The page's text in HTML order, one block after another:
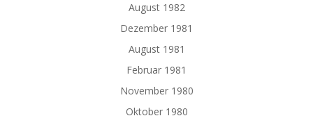
August 1982
Dezember 1981
August 1981
Februar 1981
November 1980
Oktober 1980